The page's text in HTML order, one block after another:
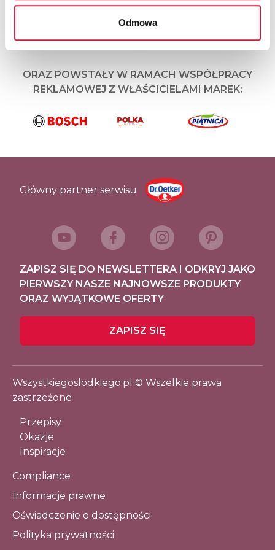
Odmowa
STRONIE STANOWIĄ AUTOPROMOCJĘ:
ORAZ POWSTAŁY W RAMACH WSPÓŁPRACY
REKLAMOWEJ Z WŁAŚCICIELAMI MAREK:
Główny partner serwisu
ZAPISZ SIĘ DO NEWSLETTERA I ODKRYJ JAKO
PIERWSZY NASZE NAJNOWSZE PRODUKTY
ORAZ WYJĄTKOWE OFERTY
ZAPISZ SIĘ
Wszystkiegoslodkiego.pl © Wszelkie prawa
zastrzeżone
Przepisy
Okazje
Inspiracje
Compliance
Informacje prawne
Oświadczenie o dostępności
Polityka prywatności